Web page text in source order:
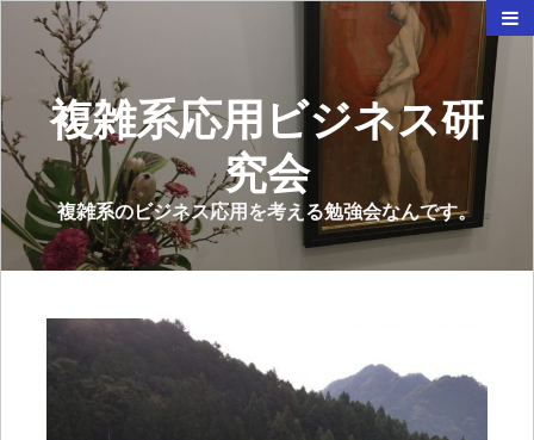
複雑系応用ビジネス研
究会
複雑系のビジネス応用を考える勉強会なんです。